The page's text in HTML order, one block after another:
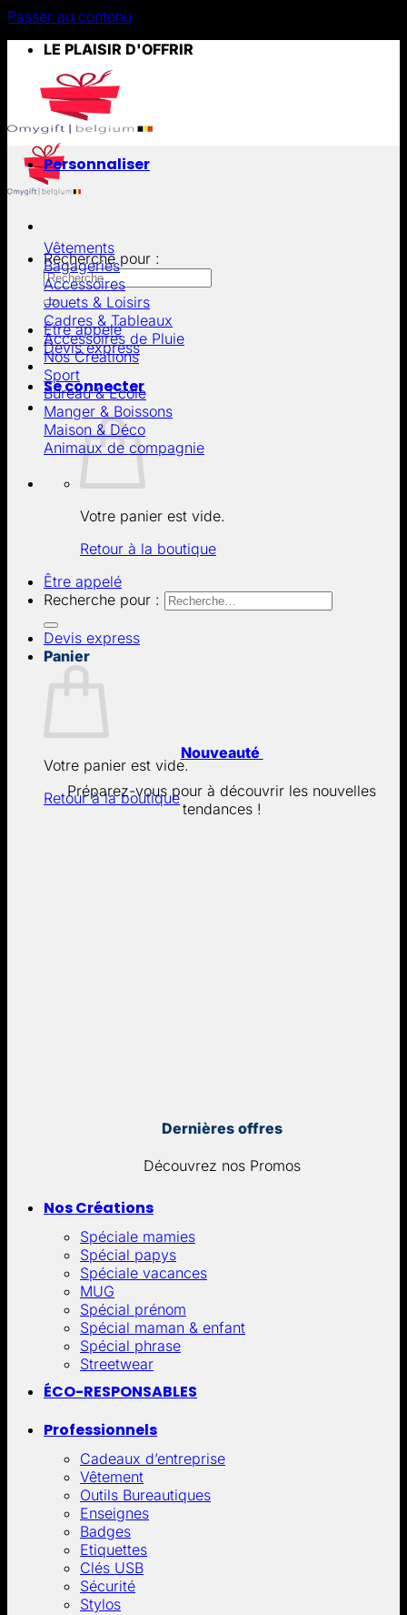
Passer au contenu
LE PLAISIR D'OFFRIR
Recherche pour :
Être appelé
Devis express
Se connecter
Votre panier est vide.
Retour à la boutique
Être appelé
Recherche pour :
Devis express
Panier
Votre panier est vide.
Retour à la boutique
Personnaliser
Vêtements
Bagageries
Accessoires
Jouets & Loisirs
Cadres & Tableaux
Accessoires de Pluie
Nos Créations
Sport
Bureau & École
Manger & Boissons
Maison & Déco
Animaux de compagnie
Nouveauté
Préparez-vous pour à découvrir les nouvelles
tendances !
Dernières offres
Découvrez nos Promos
Nos Créations
Spéciale mamies
Spécial papys
Spéciale vacances
MUG
Spécial prénom
Spécial maman & enfant
Spécial phrase
Streetwear
ÉCO-RESPONSABLES
Professionnels
Cadeaux d’entreprise
Vêtement
Outils Bureautiques
Enseignes
Badges
Etiquettes
Clés USB
Sécurité
Stylos